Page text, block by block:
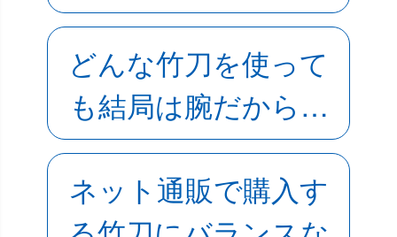
どんな竹刀を使って
も結局は腕だから…
ネット通販で購入す